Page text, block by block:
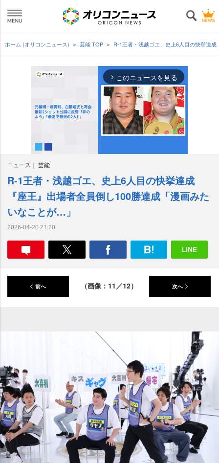
ホーム (オリコンニュース) 芸能 TOP R-1王者・浅越ゴエ、史上6人目の快挙達
arrow_forward_ios このニュースを見る
M
u
t
ニュース 芸能
R-1王者・浅越ゴエ、史上6人目の快挙達成
『座王』出場者全員倒し100勝達成「漫画みた
いなことが…」
2026-04-20 21:20
前へ （画像：11／12） 次へ